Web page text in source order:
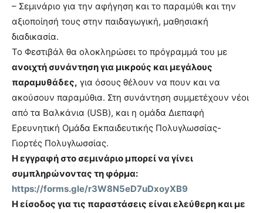
– Σεμινάριο για την αφήγηση και το παραμύθι και την
αξιοποίησή τους στην παιδαγωγική, μαθησιακή
διαδικασία.
Το Φεστιβάλ θα ολοκληρώσει το πρόγραμμά του με
ανοιχτή συνάντηση για μικρούς και μεγάλους
παραμυθάδες, για όσους θέλουν να πουν και να
ακούσουν παραμύθια. Στη συνάντηση συμμετέχουν νέοι
από τα Βαλκάνια (USB), και η ομάδα Διεπαφή
Ερευνητική Ομάδα Εκπαιδευτικής Πολυγλωσσίας-
Γιορτές Πολυγλωσσίας.
Η εγγραφή στο σεμινάριο μπορεί να γίνει
συμπληρώνοντας τη φόρμα:
https://forms.gle/r3W8N5eD7uDxoyXB9
Η είσοδος για τις παραστάσεις είναι ελεύθερη και με